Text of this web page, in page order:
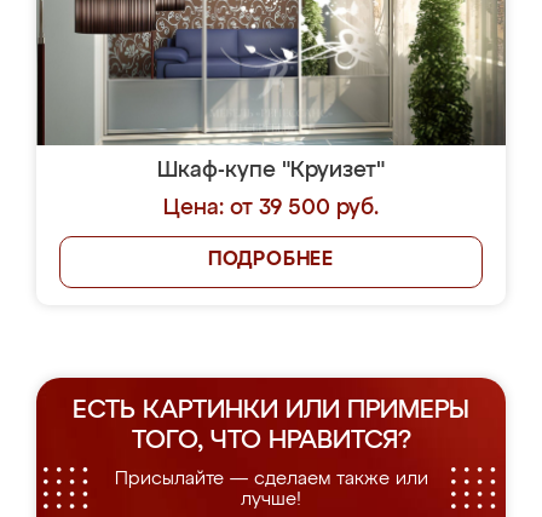
Шкаф-купе "Круизет"
Цена: от 39 500 руб.
ПОДРОБНЕЕ
ЕСТЬ КАРТИНКИ ИЛИ ПРИМЕРЫ
ТОГО, ЧТО НРАВИТСЯ?
Присылайте — сделаем также или
лучше!